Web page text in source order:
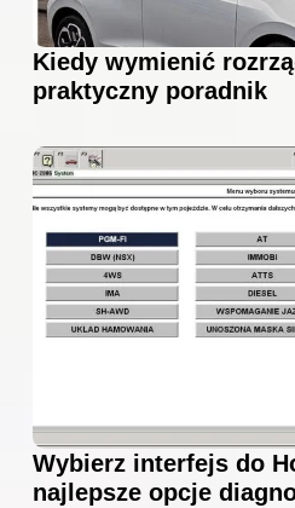
Kiedy wymienić
praktyczny poradnik
Wybierz interfejs do
najlepsze opcje